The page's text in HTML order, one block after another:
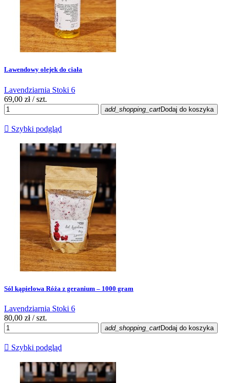
Lawendowy olejek do ciała
Lavendziarnia Stoki 6
69,00 zł / szt.
add_shopping_cartDodaj do koszyka
 Szybki podgląd
Sól kąpielowa Róża z geranium – 1000 gram
Lavendziarnia Stoki 6
80,00 zł / szt.
add_shopping_cartDodaj do koszyka
 Szybki podgląd